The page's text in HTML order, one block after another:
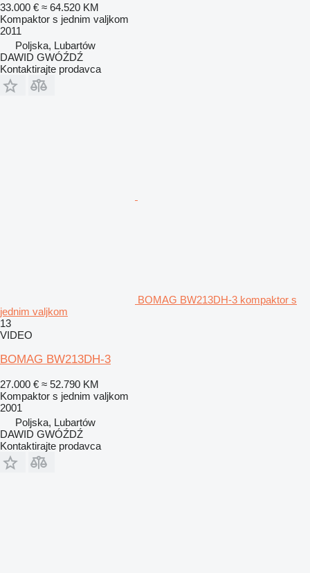
33.000 € ≈ 64.520 KM
Kompaktor s jednim valjkom
2011
Poljska, Lubartów
DAWID GWÓŹDŹ
Kontaktirajte prodavca
BOMAG BW213DH-3 kompaktor s
jednim valjkom
13
VIDEO
BOMAG BW213DH-3
27.000 € ≈ 52.790 KM
Kompaktor s jednim valjkom
2001
Poljska, Lubartów
DAWID GWÓŹDŹ
Kontaktirajte prodavca